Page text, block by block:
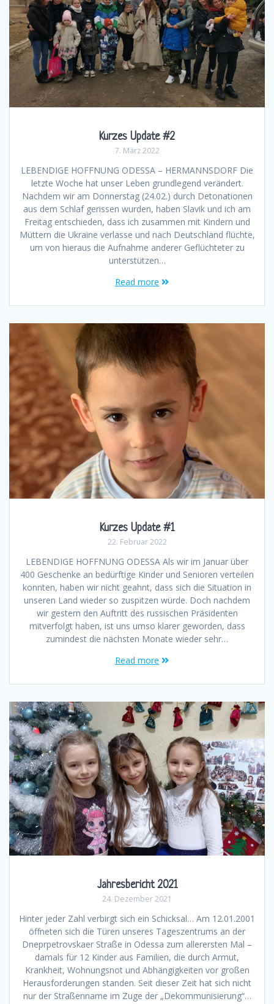
Kurzes Update #2
7. März 2022
LEBENDIGE HOFFNUNG ODESSA – HERMANNSDORF Die
letzte Woche hat unser Leben grundlegend verändert.
Nachdem wir am Donnerstag (24.02.) durch Detonationen
aus dem Schlaf gerissen wurden, haben Slavik und ich am
Freitag entschieden, dass ich zusammen mit Kindern und
Müttern die Ukraine verlasse und nach Deutschland flüchte,
um von hieraus die Aufnahme anderer Geflüchteter zu
unterstützen…
Read more
Kurzes Update #1
22. Februar 2022
LEBENDIGE HOFFNUNG ODESSA Als wir im Januar über
400 Geschenke an bedürftige Kinder und Senioren verteilen
konnten, haben wir nicht geahnt, dass sich die Situation in
unseren Land wieder so zuspitzen würde. Doch nachdem
wir gestern den Auftritt des russischen Präsidenten
mitverfolgt haben, ist uns umso klarer geworden, dass
zumindest die nächsten Monate wieder sehr…
Read more
Jahresbericht 2021
24. Dezember 2021
Hinter jeder Zahl verbirgt sich ein Schicksal… Am 12.01.2001
öffneten sich die Türen unseres Tageszentrums an der
Dneprpetrovskaer Straße in Odessa zum allerersten Mal –
damals für 12 Kinder aus Familien, die durch Armut,
Krankheit, Wohnungsnot und Abhängigkeiten vor großen
Herausforderungen standen. Seit dieser Zeit hat sich nicht
nur der Straßenname im Zuge der „Dekommunisierung“…